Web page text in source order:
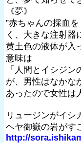
《夢》
”赤ちゃんの採血
く、大きな注射器
黄土色の液体が入
意味は
「人間とイシジ
が、男性はなかな
あったので女性は
リュージンがイシ
ヘヤ御嶽の岩がす
http://